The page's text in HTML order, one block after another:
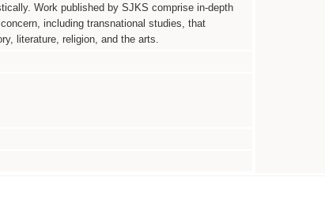
Work published by SJKS comprise in-depth
including transnational studies, that
literature, religion, and the arts.